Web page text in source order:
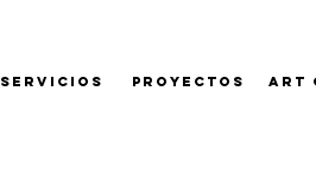
Servicios Proyectos Art